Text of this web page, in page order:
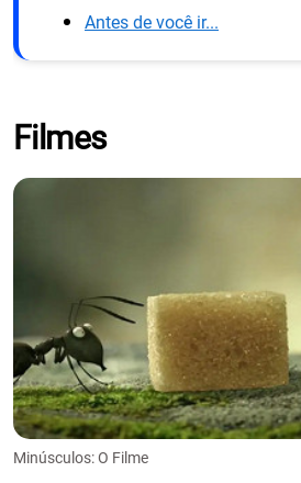
Antes de você ir...
Filmes
Minúsculos: O Filme